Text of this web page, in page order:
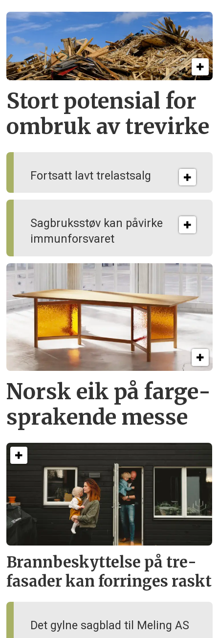
Stort potensial for
ombruk av tre­virke
Fortsatt lavt trelastsalg
Sagbruksstøv kan på­virke
immun­forsvaret
Norsk eik på farge­
sprakende messe
Brann­beskyttelse på tre­
fasader kan forringes raskt
Det gylne sagblad til Meling AS